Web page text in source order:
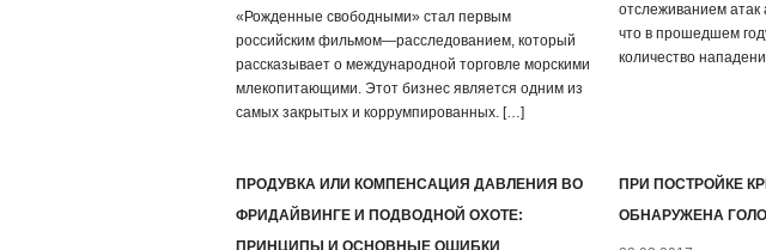
«Рожденные свободными» стал первым
российским фильмом—расследованием, который
рассказывает о международной торговле морскими
млекопитающими. Этот бизнес является одним из
самых закрытых и коррумпированных. […]
отслеживанием атак
что в прошедшем
количество
ПРОДУВКА ИЛИ КОМПЕНСАЦИЯ ДАВЛЕНИЯ ВО
ФРИДАЙВИНГЕ И ПОДВОДНОЙ ОХОТЕ:
ПРИНЦИПЫ И ОСНОВНЫЕ ОШИБКИ
ПРИ ПОСТРОЙКЕ
ОБНАРУЖЕНА